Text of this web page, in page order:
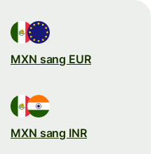
MXN sang EUR
MXN sang INR